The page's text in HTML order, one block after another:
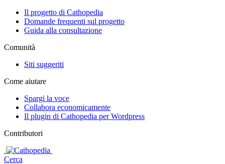
Il progetto di Cathopedia
Domande frequenti sul progetto
Guida alla consultazione
Comunità
Siti suggeriti
Come aiutare
Spargi la voce
Collabora economicamente
Il plugin di Cathopedia per Wordpress
Contributori
Cerca